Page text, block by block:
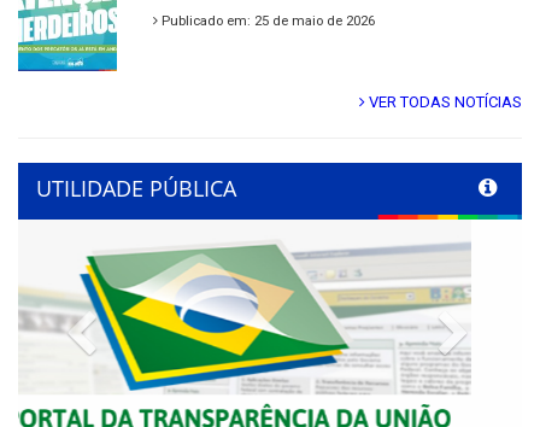
Publicado em: 25 de maio de 2026
VER TODAS NOTÍCIAS
UTILIDADE PÚBLICA
Previous